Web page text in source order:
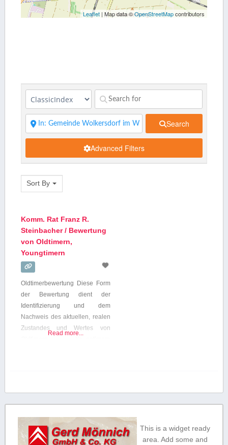
Leaflet | Map data ©OpenStreetMapcontributors
Search
Advanced Filters
Sort By
Komm. Rat Franz R.
Steinbacher / Bewertung
von Oldtimern,
Youngtimern
Oldtimerbewertung Diese Form
der Bewertung dient der
Identifizierung und dem
Nachweis des aktuellen, realen
Zustandes und Wertes von
Fahrzeuges und ermitteln unter
Berücksichtigung der
allgemeinen/internationalen
Marktlage den
Wiederbeschaffungswert.
Read more...
This is a widget ready
area. Add some and